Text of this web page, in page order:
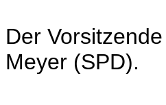
Der
Meyer (SPD).